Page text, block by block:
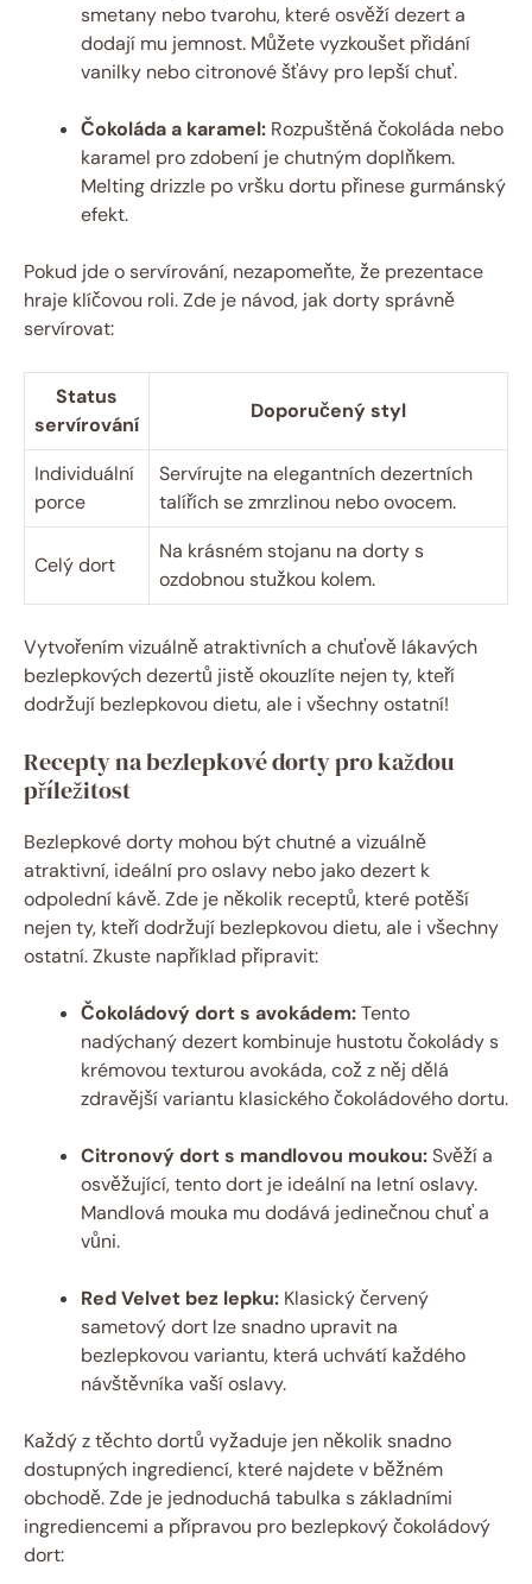
smetany nebo ​tvarohu,‍ které⁢ osvěží⁣ dezert a⁣
dodají ‍mu jemnost. ⁤Můžete‌ vyzkoušet⁣ přidání
vanilky​ nebo‌ citronové ‌šťávy pro lepší chuť.
Čokoláda a⁢ karamel: Rozpuštěná čokoláda nebo
karamel pro zdobení je ⁤chutným doplňkem.⁤
Melting drizzle po vršku ‍dortu přinese⁢ gurmánský
efekt.
Pokud jde o servírování, nezapomeňte, že prezentace
hraje klíčovou roli. ‍Zde je návod, jak ​dorty správně
servírovat:
Status
servírování
Doporučený styl
Individuální
porce
Servírujte na elegantních dezertních
⁣talířích se zmrzlinou nebo ovocem.
Celý dort
Na krásném​ stojanu na dorty s
ozdobnou stužkou ⁤kolem.
Vytvořením vizuálně atraktivních a chuťově lákavých
bezlepkových dezertů‌ jistě okouzlíte⁢ nejen ​ty, kteří
⁢dodržují ⁤bezlepkovou ⁢dietu, ale i všechny⁢ ostatní!
Recepty na bezlepkové dorty ‍pro každou
příležitost
Bezlepkové dorty ⁢mohou být chutné a⁢ vizuálně
⁢atraktivní, ideální pro oslavy​ nebo jako ⁤dezert k
‍odpolední kávě. ‌Zde je několik receptů, které potěší
⁢nejen⁣ ty, kteří dodržují bezlepkovou⁣ dietu, ale⁤ i všechny
ostatní. ⁤Zkuste například připravit:
Čokoládový dort⁤ s avokádem:Tento
nadýchaný ‍dezert kombinuje ⁤hustotu čokolády s
krémovou texturou avokáda, což z něj dělá
zdravější‌ variantu‍ klasického čokoládového dortu.
Citronový dort s mandlovou⁤ moukou:Svěží​ a ​
osvěžující, tento ⁢dort⁢ je ideální na letní oslavy.
Mandlová mouka mu dodává ⁣jedinečnou chuť a
vůni.
Red ⁣Velvet ⁣bez ​lepku: Klasický červený⁤
sametový dort ​lze ⁣snadno upravit na
bezlepkovou⁣ variantu, která uchvátí každého
návštěvníka vaší oslavy.
Každý z⁤ těchto dortů‍ vyžaduje jen několik⁣ snadno
⁣dostupných ingrediencí, ⁣které najdete v ⁤běžném
obchodě. Zde je⁣ jednoduchá tabulka s základními
ingrediencemi a přípravou​ pro bezlepkový⁤ čokoládový ​
dort: